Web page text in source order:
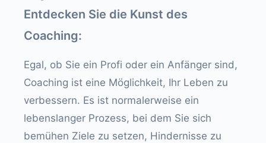
Entdecken Sie die Kunst des
Coaching:
Egal, ob Sie ein Profi oder ein Anfänger sind,
Coaching ist eine Möglichkeit, Ihr Leben zu
verbessern. Es ist normalerweise ein
lebenslanger Prozess, bei dem Sie sich
bemühen Ziele zu setzen, Hindernisse zu